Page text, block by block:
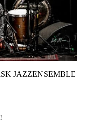
JAZZENSEMBLE